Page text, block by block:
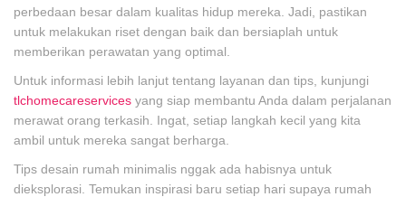
perbedaan besar dalam kualitas hidup mereka. Jadi, pastikan
untuk melakukan riset dengan baik dan bersiaplah untuk
memberikan perawatan yang optimal.
Untuk informasi lebih lanjut tentang layanan dan tips, kunjungi
tlchomecareservices yang siap membantu Anda dalam perjalanan
merawat orang terkasih. Ingat, setiap langkah kecil yang kita
ambil untuk mereka sangat berharga.
Tips desain rumah minimalis nggak ada habisnya untuk
dieksplorasi. Temukan inspirasi baru setiap hari supaya rumah